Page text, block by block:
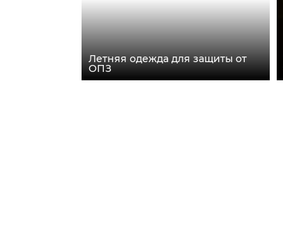
Летняя одежда для защиты от
ОПЗ